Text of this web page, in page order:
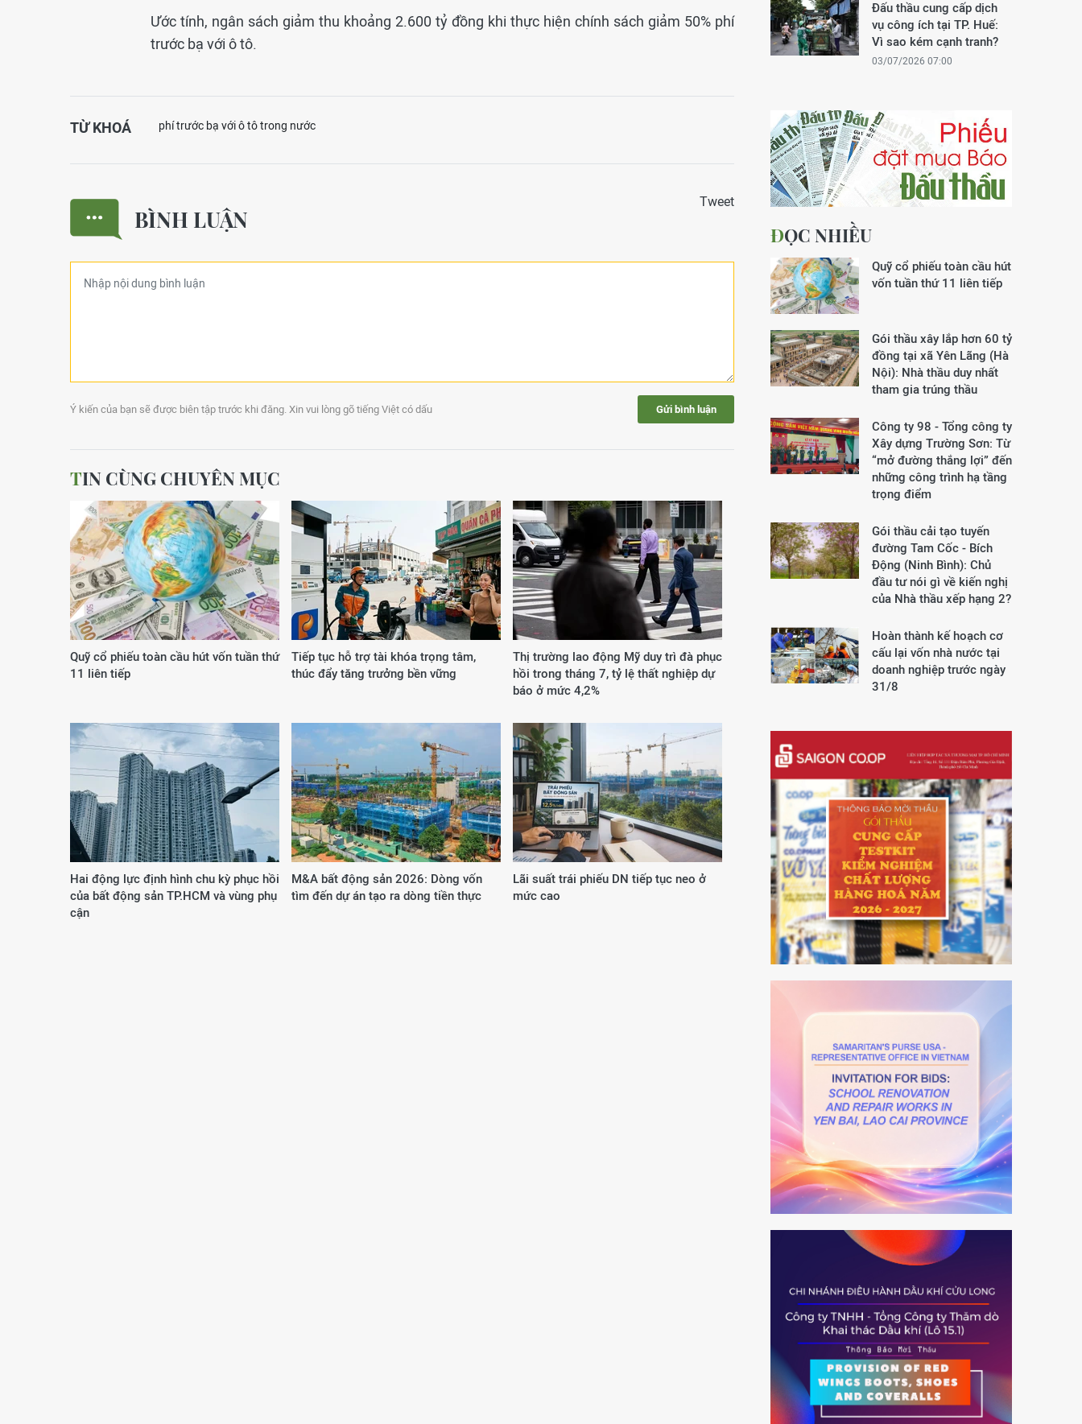
Ước tính, ngân sách giảm thu khoảng 2.600 tỷ đồng khi thực hiện chính sách giảm 50% phí
trước bạ với ô tô.
TỪ KHOÁ phí trước bạ với ô tô trong nước
Tweet
BÌNH LUẬN
Ý kiến của bạn sẽ được biên tập trước khi đăng. Xin vui lòng gõ tiếng Việt có dấu Gửi bình luận
TIN CÙNG CHUYÊN MỤC
Quỹ cổ phiếu toàn cầu hút vốn tuần thứ
11 liên tiếp
Tiếp tục hỗ trợ tài khóa trọng tâm,
thúc đẩy tăng trưởng bền vững
Thị trường lao động Mỹ duy trì đà phục
hồi trong tháng 7, tỷ lệ thất nghiệp dự
báo ở mức 4,2%
Hai động lực định hình chu kỳ phục hồi
của bất động sản TP.HCM và vùng phụ
cận
M&A bất động sản 2026: Dòng vốn
tìm đến dự án tạo ra dòng tiền thực
Lãi suất trái phiếu DN tiếp tục neo ở
mức cao
Đấu thầu cung cấp dịch
vụ công ích tại TP. Huế:
Vì sao kém cạnh tranh?
03/07/2026 07:00
ĐỌC NHIỀU
Quỹ cổ phiếu toàn cầu hút
vốn tuần thứ 11 liên tiếp
Gói thầu xây lắp hơn 60 tỷ
đồng tại xã Yên Lãng (Hà
Nội): Nhà thầu duy nhất
tham gia trúng thầu
Công ty 98 - Tổng công ty
Xây dựng Trường Sơn: Từ
“mở đường thắng lợi” đến
những công trình hạ tầng
trọng điểm
Gói thầu cải tạo tuyến
đường Tam Cốc - Bích
Động (Ninh Bình): Chủ
đầu tư nói gì về kiến nghị
của Nhà thầu xếp hạng 2?
Hoàn thành kế hoạch cơ
cấu lại vốn nhà nước tại
doanh nghiệp trước ngày
31/8